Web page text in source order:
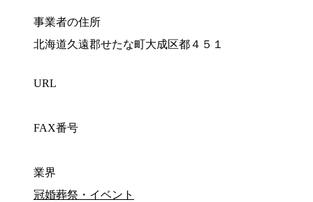
事業者の住所
北海道久遠郡せたな町大成区都４５１
URL
FAX番号
業界
冠婚葬祭・イベント